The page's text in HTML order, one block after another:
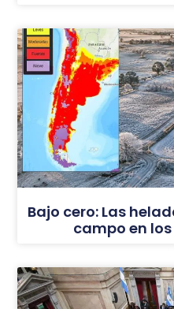
Bajo cero: Las
campo en